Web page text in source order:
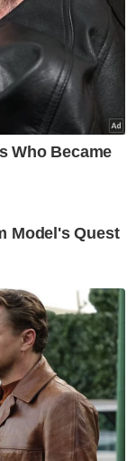
malam
dirempuh
wanita
kejadian.
seorang
ketika itu